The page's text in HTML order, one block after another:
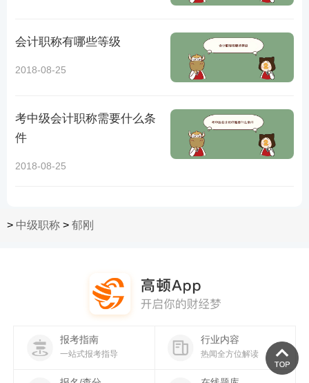
会计职称有哪些等级
2018-08-25
考中级会计职称需要什么条
件
2018-08-25
> 中级职称 > 郁刚
报考指南
一站式报考指导
行业内容
热闻全方位解读